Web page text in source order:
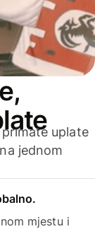
uplate
jednom
mjestu i